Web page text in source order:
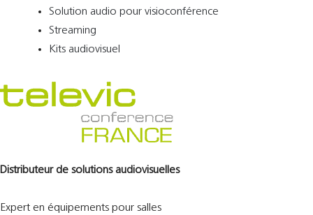
Solution audio pour visioconférence
Streaming
Kits audiovisuel
Distributeur de solutions audiovisuelles
Expert en équipements pour salles